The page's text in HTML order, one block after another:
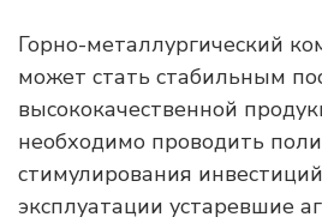
Горно-металлургический
может стать стабильным
высококачественной
необходимо проводить
стимулирования
эксплуатации устаревшие